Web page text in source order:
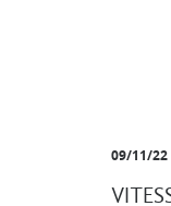
09/11/22